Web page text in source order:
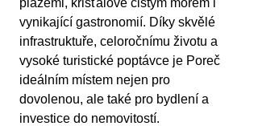
plážemi, křišťálově čistým mořem i
vynikající gastronomií. Díky skvělé
infrastruktuře, celoročnímu životu a
vysoké turistické poptávce je Poreč
ideálním místem nejen pro
dovolenou, ale také pro bydlení a
investice do nemovitostí.